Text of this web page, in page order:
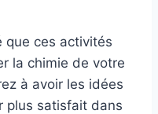
que ces activités
la chimie de votre
à avoir les idées
plus satisfait dans